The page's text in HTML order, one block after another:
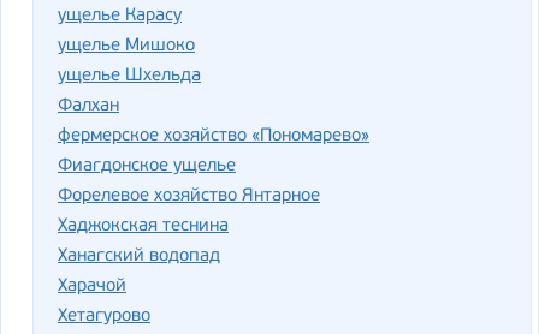
ущелье Карасу
ущелье Мишоко
ущелье Шхельда
Фалхан
фермерское хозяйство «Пономарево»
Фиагдонское ущелье
Форелевое хозяйство Янтарное
Хаджокская теснина
Ханагский водопад
Харачой
Хетагурово